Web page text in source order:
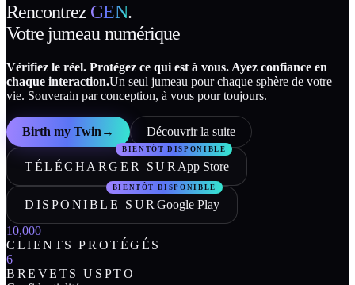
Rencontrez GEN.
Votre jumeau numérique
Vérifiez le réel. Protégez ce qui est à vous. Ayez confiance en
chaque interaction.Un seul jumeau pour chaque sphère de votre
vie. Souverain par conception, à vous pour toujours.
Birth my Twin → Découvrir la suite
BIENTÔT DISPONIBLE
TÉLÉCHARGER SUR App Store
BIENTÔT DISPONIBLE
DISPONIBLE SUR Google Play
10,000
CLIENTS PROTÉGÉS
6
BREVETS USPTO